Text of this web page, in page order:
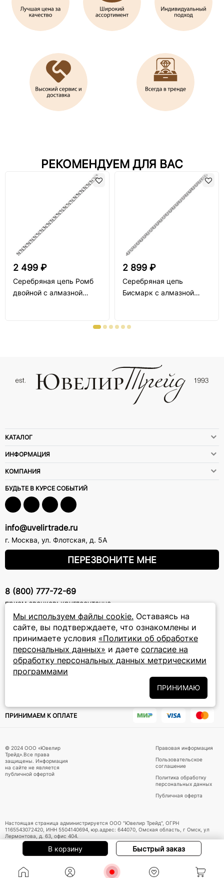
В корзину Быстрый заказ
РЕКОМЕНДУЕМ ДЛЯ ВАС
2 499 ₽
Серебряная цепь Ромб
двойной с алмазной
2 899 ₽
Серебряная цепь
Бисмарк с алмазной
Мы используем файлы cookie. Оставаясь на
сайте, вы подтверждаете, что ознакомлены и
принимаете условия «Политики об обработке
персональных данных» и даете согласие на
обработку персональных данных метрическими
программами
ПРИНИМАЮ
КАТАЛОГ
ИНФОРМАЦИЯ
КОМПАНИЯ
БУДЬТЕ В КУРСЕ СОБЫТИЙ
info@uvelirtrade.ru
г. Москва, ул. Флотская, д. 5А
ПЕРЕЗВОНИТЕ МНЕ
8 (800) 777-72-69
прием звонков: круглосуточно
ПОДПИСКА НА РАССЫЛКУ
Подписаться на новости
Подписываясь на рассылку, вы соглашаетесь с условиями
обработки персональных данных
и даёте своё согласие на их
ПРИНИМАЕМ К ОПЛАТЕ
© 2024 ООО «Ювелир
Трейд».Все права
защищены. Информация
на сайте не является
публичной офертой
Правовая информация
Пользовательское
соглашение
Политика обработку
персональных данных
Публичная оферта
Настоящая страница администрируется ООО "Ювелир Трейд", ОГРН
1165543072420, ИНН 5504140694, юр.адрес: 644070, Омская область, г Омск, ул
Лермонтова, д. 63, офис 404.